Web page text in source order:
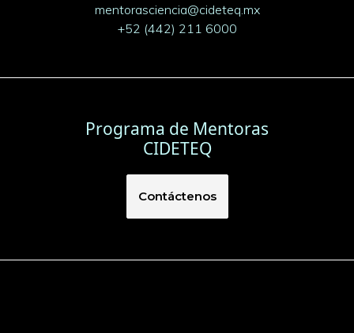
mentorasciencia@cideteq.mx
+52 (442) 211 6000
Programa de Mentoras
CIDETEQ
Contáctenos